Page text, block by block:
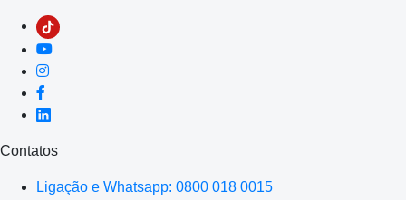
Contatos
Ligação e Whatsapp: 0800 018 0015